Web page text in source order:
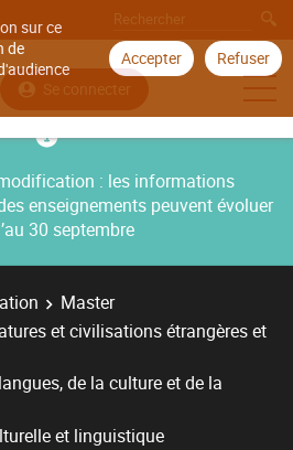
sur ce
de
Accepter Refuser
Se connecter
: les informations
enseignements peuvent évoluer
30 septembre
Master
et civilisations étrangères et
de la culture et de la
et linguistique